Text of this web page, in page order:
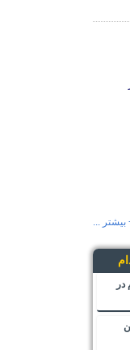
بیشتر ...